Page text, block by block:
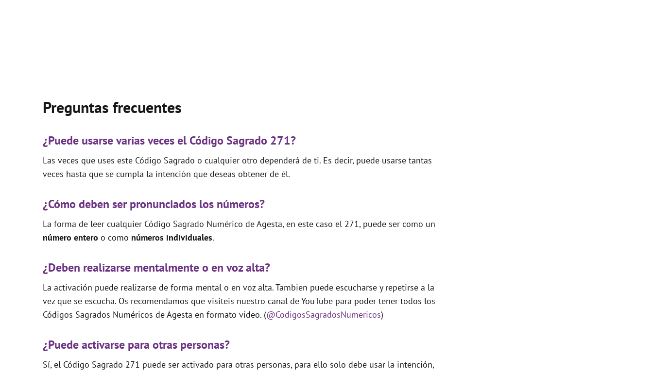
Preguntas frecuentes
¿Puede usarse varias veces el Código Sagrado 271?
Las veces que uses este Código Sagrado o cualquier otro dependerá de ti. Es decir, puede usarse tantas
veces hasta que se cumpla la intención que deseas obtener de él.
¿Cómo deben ser pronunciados los números?
La forma de leer cualquier Código Sagrado Numérico de Agesta, en este caso el 271, puede ser como un
número entero o como números individuales.
¿Deben realizarse mentalmente o en voz alta?
La activación puede realizarse de forma mental o en voz alta. Tambien puede escucharse y repetirse a la
vez que se escucha. Os recomendamos que visiteis nuestro canal de YouTube para poder tener todos los
Códigos Sagrados Numéricos de Agesta en formato video. (@CodigosSagradosNumericos)
¿Puede activarse para otras personas?
Sí, el Código Sagrado 271 puede ser activado para otras personas, para ello solo debe usar la intención,